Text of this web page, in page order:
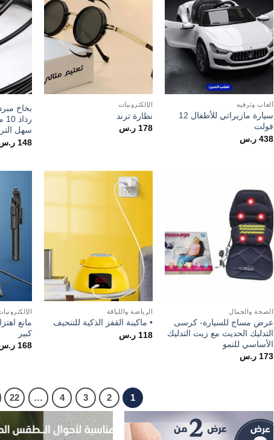
wishlist
ألعاب وترفيه
سيارة مازيراتي للأطفال 12
فولت
438 ر.س
wishlist
الإلكترونيات
نظارة ترند
178 ر.س
بخاخ
سهل
148
الصحة والجمال
عرض مساج للسيارة- كرسى
التدليك الحديث مع زيت التدليك
الأساسي للنمو
173 ر.س
Add to
الرياضة واللياقة
• ماكينة القفز الذكية للتنحيف
118 ر.س
كبير
168
1
2
3
4
…
22